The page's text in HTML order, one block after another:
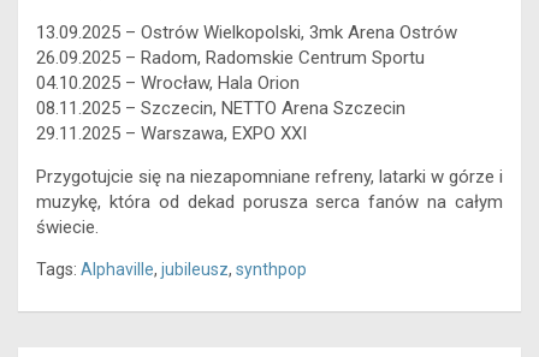
13.09.2025 – Ostrów Wielkopolski, 3mk Arena Ostrów
26.09.2025 – Radom, Radomskie Centrum Sportu
04.10.2025 – Wrocław, Hala Orion
08.11.2025 – Szczecin, NETTO Arena Szczecin
29.11.2025 – Warszawa, EXPO XXI
Przygotujcie się na niezapomniane refreny, latarki w górze i
muzykę, która od dekad porusza serca fanów na całym
świecie.
Tags: Alphaville, jubileusz, synthpop